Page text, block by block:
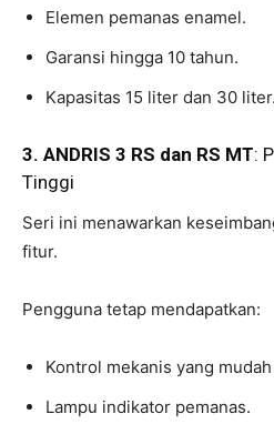
Elemen pemanas enamel.
Garansi hingga 10 tahun.
Kapasitas 15 liter dan 30 liter.
3. ANDRIS 3 RS dan RS MT:
Tinggi
Seri ini menawarkan
fitur.
Pengguna tetap mendapatkan:
Kontrol mekanis yang
Lampu indikator pemanas.